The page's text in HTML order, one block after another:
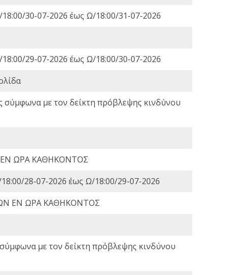
30-07-2026 έως Ω/18:00/31-07-2026
29-07-2026 έως Ω/18:00/30-07-2026
σύμφωνα με τον δείκτη πρόβλεψης κινδύνου
ΩΡΑ ΚΑΘΗΚΟΝΤΟΣ
28-07-2026 έως Ω/18:00/29-07-2026
ΕΝ ΩΡΑ ΚΑΘΗΚΟΝΤΟΣ
με τον δείκτη πρόβλεψης κινδύνου